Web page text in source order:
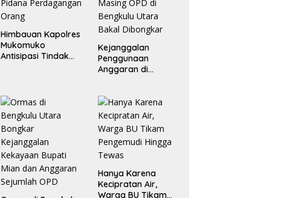
Himbauan Kapolres
Mukomuko
Antisipasi Tindak
Kejanggalan
Penggunaan
Anggaran di
Bakal Dibongkar
Hanya Karena
Kecipratan Air,
Warga BU Tikam